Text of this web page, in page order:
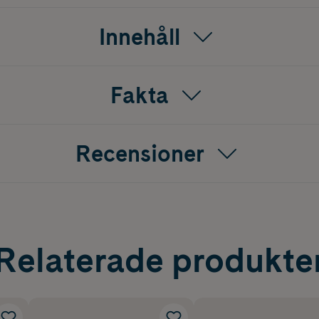
effekten av en ansiktskräm.
Innehåll
Fakta
Recensioner